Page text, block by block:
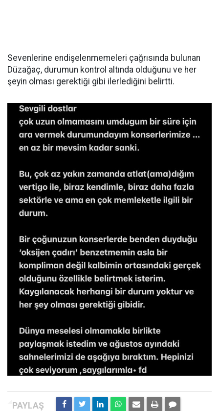
Sevenlerine endişelenmemeleri çağrısında bulunan
Düzağaç, durumun kontrol altında olduğunu ve her
şeyin olması gerektiği gibi ilerlediğini belirtti.